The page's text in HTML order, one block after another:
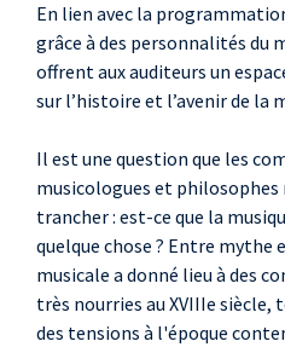
En lien avec la
grâce à des personnalités du
offrent aux auditeurs un
sur l’histoire et l’avenir de la
Il est une question que les
musicologues et
trancher : est-ce que la
quelque chose ? Entre
musicale a donné lieu à des
très nourries au XVIIIe
des tensions à l'époque